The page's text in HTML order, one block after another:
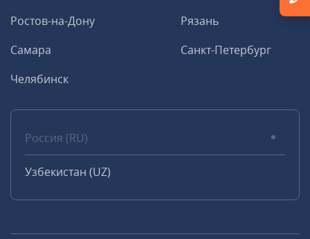
Ростов-на-Дону
Рязань
Самара
Санкт-Петербург
Челябинск
Россия (RU)
Узбекистан (UZ)